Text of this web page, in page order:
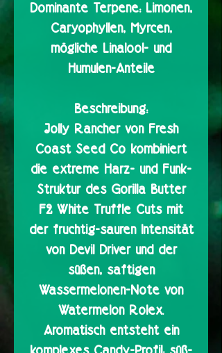
Dominante Terpene: Limonen,
Caryophyllen, Myrcen,
mögliche Linalool- und
Humulen-Anteile
Beschreibung:
Jolly Rancher von Fresh
Coast Seed Co kombiniert
die extreme Harz- und Funk-
Struktur des Gorilla Butter
F2 White Truffle Cuts mit
der fruchtig-sauren Intensität
von Devil Driver und der
süßen, saftigen
Wassermelonen-Note von
Watermelon Rolex.
Aromatisch entsteht ein